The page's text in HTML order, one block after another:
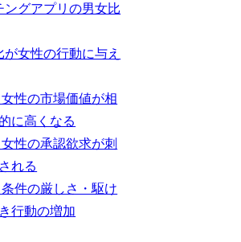
ングアプリの男女比
が女性の行動に与え
性の市場価値が相
に高くなる
性の承認欲求が刺
れる
件の厳しさ・駆け
行動の増加